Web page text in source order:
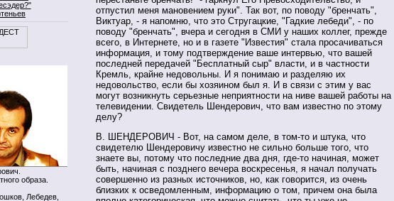
образа.
Лебедев,
отпустил меня мановением руки". Так вот, по поводу "бренчать",
Виктуар, - я напомню, что это Стругацкие, "Гадкие лебеди", - по
поводу "бренчать", вчера и сегодня в СМИ у наших коллег, прежде
всего, в Интернете, но и в газете "Известия" стала просачиваться
информация, и тому подтверждение ваше интервью, что вашей
последней передачей "Бесплатный сыр" власти, и в частности
Кремль, крайне недовольны. И я понимаю и разделяю их
недовольство, если бы хозяином был я. И в связи с этим у вас
могут возникнуть серьезные неприятности на ниве вашей работы на
телевидении. Свидетель Шендерович, что вам известно по этому
делу?
В. ШЕНДЕРОВИЧ - Вот, на самом деле, в том-то и штука, что
свидетелю Шендеровичу известно не сильно больше того, что
знаете вы, потому что последние два дня, где-то начиная, может
быть, начиная с позднего вечера воскресенья, я начал получать
совершенно из разных источников, но, как говорится, из очень
близких к осведомленным, информацию о том, причем она была